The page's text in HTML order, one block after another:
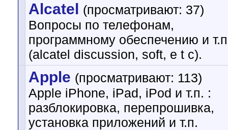
Alcatel (просматривают: 37)
Вопросы по телефонам,
программному обеспечению и
(alcatel discussion, soft, e t c).
Apple (просматривают: 113)
Apple iPhone, iPad, iPod и т.п. :
разблокировка, перепрошивка,
установка приложений и т.п.